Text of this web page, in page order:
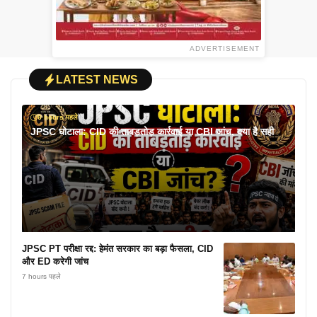
ADVERTISEMENT
LATEST NEWS
6 hours पहले
JPSC घोटाला: CID की ताबड़तोड़ कार्रवाई या CBI जांच, क्या है सही
JPSC PT परीक्षा रद्द: हेमंत सरकार का बड़ा फैसला, CID
और ED करेगी जांच
7 hours पहले